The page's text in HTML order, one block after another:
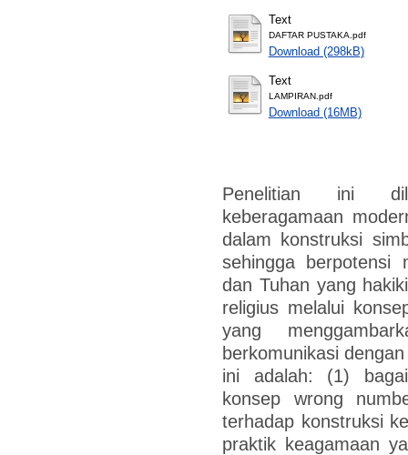
Text
DAFTAR PUSTAKA.pdf
Download (298kB)
Text
LAMPIRAN.pdf
Download (16MB)
Penelitian ini
keberagamaan
dalam konstruksi
sehingga berpotensi
dan Tuhan yang
religius melalui
yang
berkomunikasi
ini adalah: (1)
konsep wrong
terhadap konstruksi
praktik keagamaan